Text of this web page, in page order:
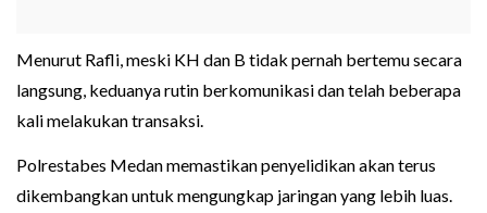
Menurut Rafli, meski KH dan B tidak pernah bertemu secara
langsung, keduanya rutin berkomunikasi dan telah beberapa
kali melakukan transaksi.
Polrestabes Medan memastikan penyelidikan akan terus
dikembangkan untuk mengungkap jaringan yang lebih luas.